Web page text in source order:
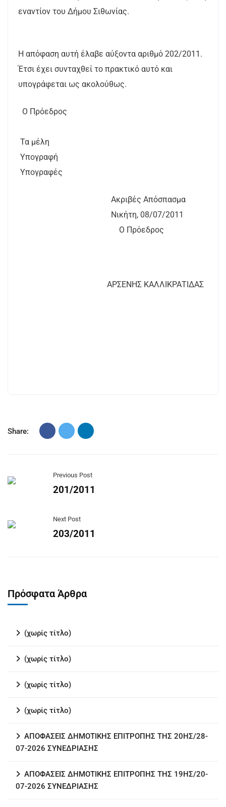
εναντίον του Δήμου Σιθωνίας.
Η απόφαση αυτή έλαβε αύξοντα αριθμό 202/2011.
Έτσι έχει συνταχθεί το πρακτικό αυτό και
υπογράφεται ως ακολούθως.
Ο Πρόεδρος
Τα μέλη
Υπογραφές
Ακριβές Απόσπασμα
Νικήτη, 08/07/2011
Ο Πρόεδρος
ΑΡΣΕΝΗΣ ΚΑΛΛΙΚΡΑΤΙΔΑΣ
Share:
Previous Post
201/2011
Next Post
203/2011
Πρόσφατα Άρθρα
(χωρίς τίτλο)
(χωρίς τίτλο)
(χωρίς τίτλο)
(χωρίς τίτλο)
ΑΠΟΦΑΣΕΙΣ ΔΗΜΟΤΙΚΗΣ ΕΠΙΤΡΟΠΗΣ ΤΗΣ 20ΗΣ/28-
07-2026 ΣΥΝΕΔΡΙΑΣΗΣ
ΑΠΟΦΑΣΕΙΣ ΔΗΜΟΤΙΚΗΣ ΕΠΙΤΡΟΠΗΣ ΤΗΣ 19ΗΣ/20-
07-2026 ΣΥΝΕΔΡΙΑΣΗΣ